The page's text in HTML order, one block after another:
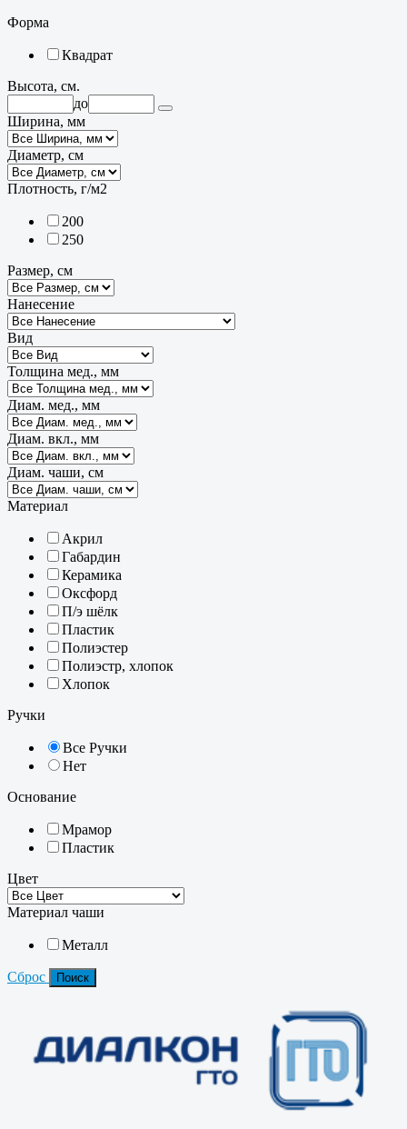
Форма
Квадрат
Высота, см.
до
Ширина, мм
Диаметр, см
Плотность, г/м2
200
250
Размер, см
Нанесение
Вид
Толщина мед., мм
Диам. мед., мм
Диам. вкл., мм
Диам. чаши, см
Материал
Акрил
Габардин
Керамика
Оксфорд
П/э шёлк
Пластик
Полиэстер
Полиэстр, хлопок
Хлопок
Ручки
Все Ручки
Нет
Основание
Мрамор
Пластик
Цвет
Материал чаши
Металл
Сброс